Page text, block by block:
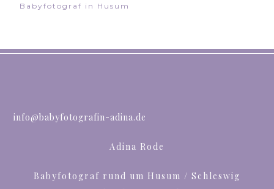
Babyfotograf in Husum
info@babyfotografin-adina.de
Adina Rode
Babyfotograf rund um Husum / Schleswig